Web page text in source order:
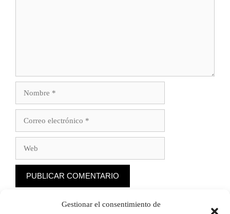
Gestionar el consentimiento de
Nombre
Correo
electrónico
Web